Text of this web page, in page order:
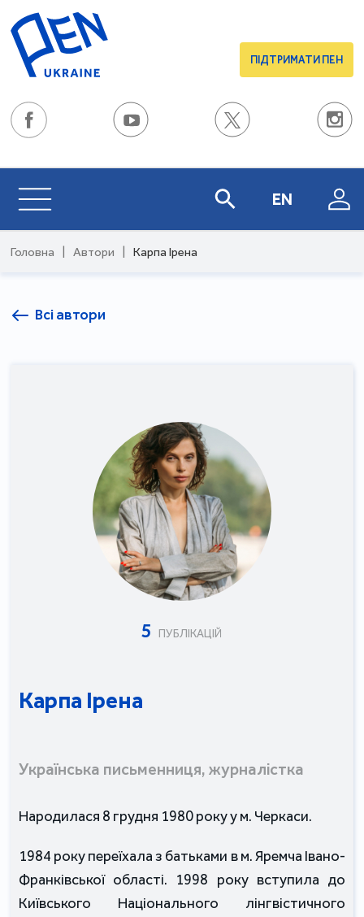
ПІДТРИМАТИ ПЕН
EN
Головна Автори Карпа Ірена
Всі автори
Карпа Ірена
Українська письменниця, журналістка
Народилася 8 грудня 1980 року у м. Черкаси.
1984 року переїхала з батьками в м. Яремча Івано-
Франківської області. 1998 року вступила до
Київського Національного лінгвістичного
5 ПУБЛІКАЦІЙ